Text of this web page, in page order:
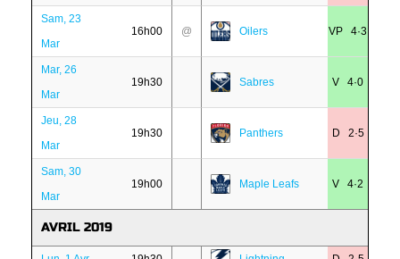
Sam, 23
Mar
16h00 @ Oilers VP 4·3
Mar, 26
Mar
19h30 Sabres V 4·0
Jeu, 28
Mar
19h30 Panthers D 2·5
Sam, 30
Mar
19h00 Maple Leafs V 4·2
AVRIL 2019